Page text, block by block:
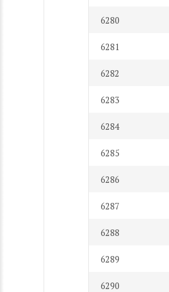
6280
6281
6282
6283
6284
6285
6286
6287
6288
6289
6290